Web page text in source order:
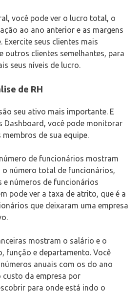
você pode ver o lucro total, o
ao ano anterior e as margens
Exercite seus clientes mais
outros clientes semelhantes, para
seus níveis de lucro.
de RH
seu ativo mais importante. E
Dashboard, você pode monitorar
de sua equipe.
de funcionários mostram
número total de funcionários,
e números de funcionários
pode ver a taxa de atrito, que é a
que deixaram uma empresa
mostram o salário e o
função e departamento. Você
anuais com os do ano
da empresa por
para onde está indo o